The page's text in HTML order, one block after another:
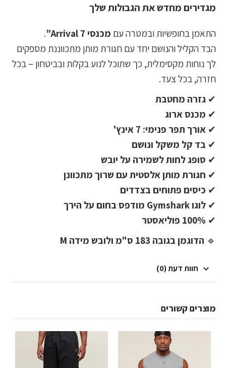
מגדירים מחדש את הגבולות שלך
התאמן בחופשיות ובמטרה עם מכנסי Arrival 7”
.
הבד הקליל והנושם יחד עם חגורת מותן מתכווננת מספקים
לך נוחות מקסימלית, כך שתוכל לנוע בקלות ובביטחון – בכל
חזרה, בכל צעד.
✔ גזרה מחטבת
✔ מכנס ארוג
✔ אורך תפר פנימי: 7 אינץ'
✔ בד קל משקל ונושם
✔ סופג לחות לשמירה על יובש
✔ חגורת מותן אלסטית עם שרוך מתכוונן
✔ כיסים פתוחים בצדדים
✔ לוגו Gymshark מודפס בחום על הירך
✔ 100% פוליאסטר
🔹 הדוגמן בגובה 183 ס"מ ולובש מידה M
חוות דעת (0)
מוצרים קשורים